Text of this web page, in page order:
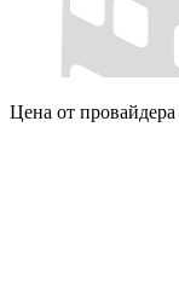
Цена от провайдера